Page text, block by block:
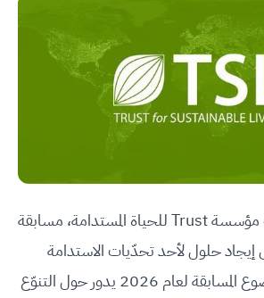
في كلّ عام تستضيف مؤسسة Trust للحياة المستدامة، مسابقة
إيجاد حلول لأحد تحدّيات الاستدامة
الكبرى. حيث أنّ موضوع المسابقة لعام 2026 يدور حول التنوّع